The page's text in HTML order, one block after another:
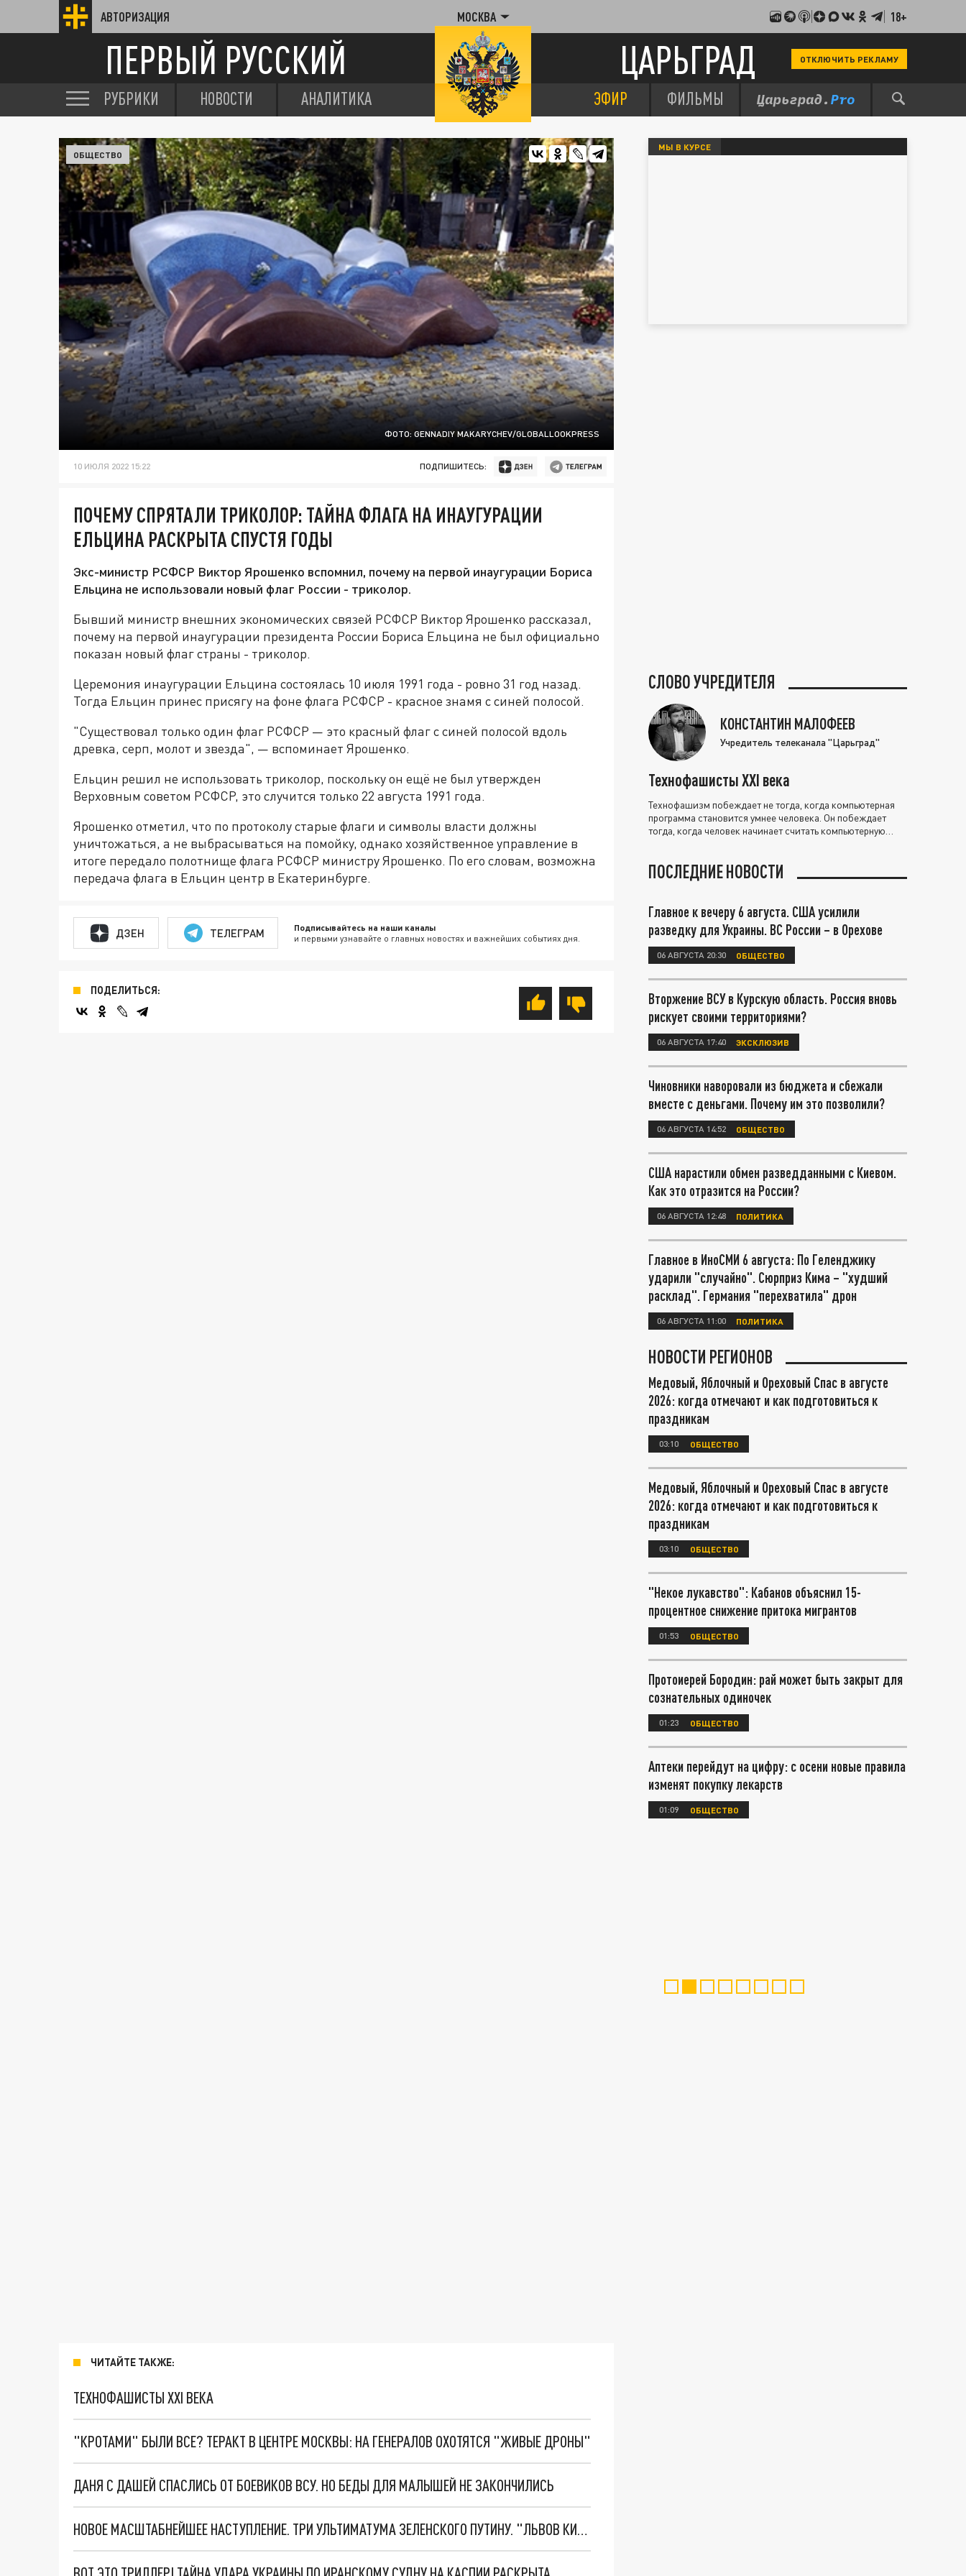
АВТОРИЗАЦИЯ МОСКВА 18+
ПЕРВЫЙ РУССКИЙ ЦАРЬГРАД ОТКЛЮЧИТЬ РЕКЛАМУ
РУБРИКИ НОВОСТИ АНАЛИТИКА ЭФИР ФИЛЬМЫ
ФОТО: GENNADIY MAKARYCHEV/GLOBALLOOKPRESS
ОБЩЕСТВО
10 ИЮЛЯ 2022 15:22 ПОДПИШИТЕСЬ:
ПОЧЕМУ СПРЯТАЛИ ТРИКОЛОР: ТАЙНА ФЛАГА НА ИНАУГУРАЦИИ
ЕЛЬЦИНА РАСКРЫТА СПУСТЯ ГОДЫ
Экс-министр РСФСР Виктор Ярошенко вспомнил, почему на первой инаугурации Бориса
Ельцина не использовали новый флаг России - триколор.
Бывший министр внешних экономических связей РСФСР Виктор Ярошенко рассказал,
почему на первой инаугурации президента России Бориса Ельцина не был официально
показан новый флаг страны - триколор.
Церемония инаугурации Ельцина состоялась 10 июля 1991 года - ровно 31 год назад.
Тогда Ельцин принес присягу на фоне флага РСФСР - красное знамя с синей полосой.
"Существовал только один флаг РСФСР — это красный флаг с синей полосой вдоль
древка, серп, молот и звезда", — вспоминает Ярошенко.
Ельцин решил не использовать триколор, поскольку он ещё не был утвержден
Верховным советом РСФСР, это случится только 22 августа 1991 года.
Ярошенко отметил, что по протоколу старые флаги и символы власти должны
уничтожаться, а не выбрасываться на помойку, однако хозяйственное управление в
итоге передало полотнище флага РСФСР министру Ярошенко. По его словам, возможна
передача флага в Ельцин центр в Екатеринбурге.
ДЗЕН ТЕЛЕГРАМ Подписывайтесь на наши каналы
и первыми узнавайте о главных новостях и важнейших событиях дня.
ПОДЕЛИТЬСЯ:
ЧИТАЙТЕ ТАКЖЕ:
ТЕХНОФАШИСТЫ XXI ВЕКА
"КРОТАМИ" БЫЛИ ВСЕ? ТЕРАКТ В ЦЕНТРЕ МОСКВЫ: НА ГЕНЕРАЛОВ ОХОТЯТСЯ "ЖИВЫЕ ДРОНЫ"
ДАНЯ С ДАШЕЙ СПАСЛИСЬ ОТ БОЕВИКОВ ВСУ. НО БЕДЫ ДЛЯ МАЛЫШЕЙ НЕ ЗАКОНЧИЛИСЬ
НОВОЕ МАСШТАБНЕЙШЕЕ НАСТУПЛЕНИЕ. ТРИ УЛЬТИМАТУМА ЗЕЛЕНСКОГО ПУТИНУ. "ЛЬВОВ КИМА" ПОСТАВЯТ НА ПВО? ГЛОБАЛЬНЫЙ ПРОРЫВ ПОД ЗАПОРОЖЬЕМ
МЫ В КУРСЕ
СЛОВО УЧРЕДИТЕЛЯ
КОНСТАНТИН МАЛОФЕЕВ
Учредитель телеканала "Царьград"
Технофашисты XXI века
Технофашизм побеждает не тогда, когда компьютерная
программа становится умнее человека. Он побеждает
тогда, когда человек начинает считать компьютерную
ПОСЛЕДНИЕ НОВОСТИ
Главное к вечеру 6 августа. США усилили
разведку для Украины. ВС России – в Орехове
06 АВГУСТА 20:30 ОБЩЕСТВО
Вторжение ВСУ в Курскую область. Россия вновь
рискует своими территориями?
06 АВГУСТА 17:40 ЭКСКЛЮЗИВ
Чиновники наворовали из бюджета и сбежали
вместе с деньгами. Почему им это позволили?
06 АВГУСТА 14:52 ОБЩЕСТВО
США нарастили обмен разведданными с Киевом.
Как это отразится на России?
06 АВГУСТА 12:48 ПОЛИТИКА
Главное в ИноСМИ 6 августа: По Геленджику
ударили "случайно". Сюрприз Кима – "худший
расклад". Германия "перехватила" дрон
06 АВГУСТА 11:00 ПОЛИТИКА
НОВОСТИ РЕГИОНОВ
Медовый, Яблочный и Ореховый Спас в августе
2026: когда отмечают и как подготовиться к
праздникам
03:10 ОБЩЕСТВО
Медовый, Яблочный и Ореховый Спас в августе
2026: когда отмечают и как подготовиться к
праздникам
03:10 ОБЩЕСТВО
"Некое лукавство": Кабанов объяснил 15-
процентное снижение притока мигрантов
01:53 ОБЩЕСТВО
Протоиерей Бородин: рай может быть закрыт для
сознательных одиночек
01:23 ОБЩЕСТВО
Аптеки перейдут на цифру: с осени новые правила
изменят покупку лекарств
01:09 ОБЩЕСТВО